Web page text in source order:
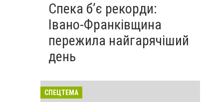
Спека б’є рекорди:
Івано-Франківщина
пережила найгарячіший
день
СПЕЦТЕМА